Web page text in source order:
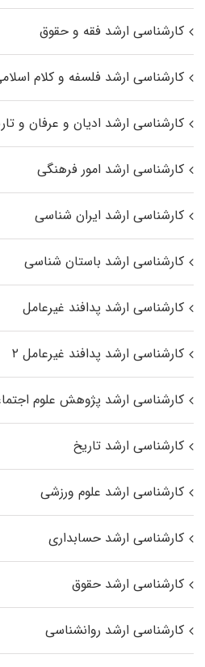
کارشناسی ارشد فقه و حقوق
کارشناسی ارشد فلسفه و کلام
کارشناسی ارشد ادیان و عرفان و
کارشناسی ارشد امور فرهنگی
کارشناسی ارشد ایران شناسی
کارشناسی ارشد باستان شناسی
کارشناسی ارشد پدافند غیرعامل
کارشناسی ارشد پدافند غیرعامل ۲
کارشناسی ارشد پژوهش علوم
کارشناسی ارشد تاریخ
کارشناسی ارشد علوم ورزشی
کارشناسی ارشد حسابداری
کارشناسی ارشد حقوق
کارشناسی ارشد روانشناسی